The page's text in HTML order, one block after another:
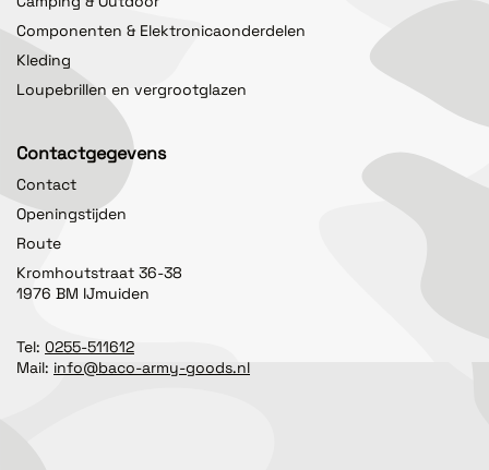
Componenten & Elektronicaonderdelen
Kleding
Loupebrillen en vergrootglazen
Contactgegevens
Contact
Openingstijden
Route
Kromhoutstraat 36-38
1976 BM IJmuiden
Tel: 0255-511612
Mail: info@baco-army-goods.nl